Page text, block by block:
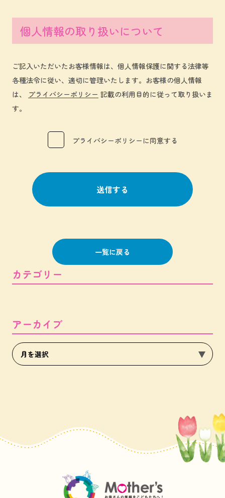
個人情報の取り扱いについて
ご記入いただいたお客様情報は、個人情報保護に関する法律等
各種法令に従い、適切に管理いたします。お客様の個人情報
は、 プライバシーポリシー 記載の利用目的に従って取り扱いま
す。
プライバシーポリシーに同意する
一覧に戻る
カテゴリー
アーカイブ